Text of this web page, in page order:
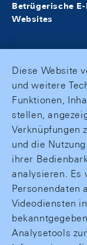
Betrügerische
Websites
Diese Website
und weitere
Funktionen,
stellen,
Verknüpfungen
und die
ihrer
analysieren. Es
Personendaten
Videodiensten
Analysetools